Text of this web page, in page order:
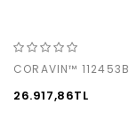
26.917,86TL